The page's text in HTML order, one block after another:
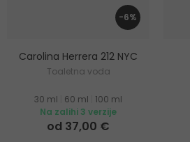
-6%
Carolina Herrera 212 NYC
Toaletna voda
30 ml 60 ml
100 ml
Na zalihi 3 verzije
od 37,00 €